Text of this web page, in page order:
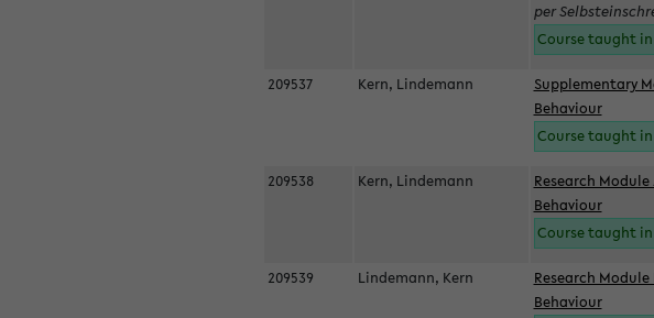
per
Course taught
209537 Kern, Lindemann
Supplementary
Behaviour
Course taught
209538 Kern, Lindemann
Research
Behaviour
Course taught
209539 Lindemann, Kern
Research
Behaviour